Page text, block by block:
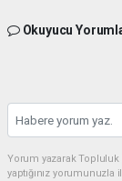
Okuyucu
Yorum yazarak Topluluk
yaptığınız